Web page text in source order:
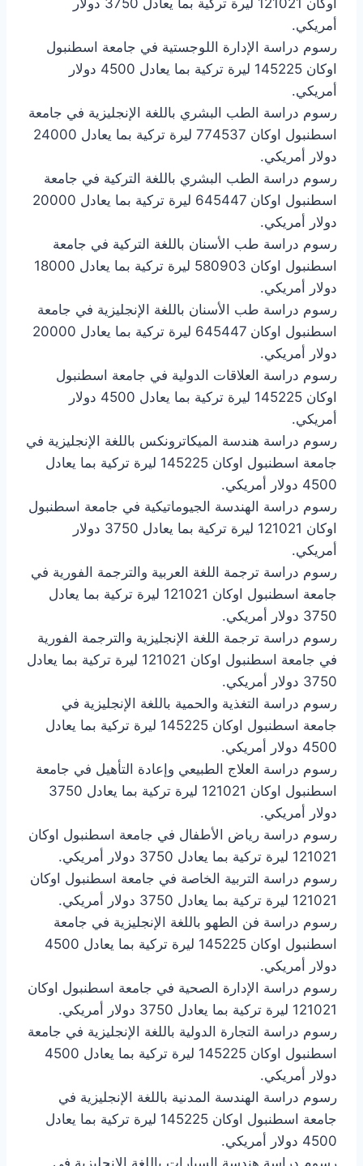
أمريكي.
رسوم دراسة الإدارة اللوجستية في جامعة اسطنبول
اوكان 145225 ليرة تركية بما يعادل 4500 دولار
أمريكي.
رسوم دراسة الطب البشري باللغة الإنجليزية في جامعة
اسطنبول اوكان 774537 ليرة تركية بما يعادل 24000
دولار أمريكي.
رسوم دراسة الطب البشري باللغة التركية في جامعة
اسطنبول اوكان 645447 ليرة تركية بما يعادل 20000
دولار أمريكي.
رسوم دراسة طب الأسنان باللغة التركية في جامعة
اسطنبول اوكان 580903 ليرة تركية بما يعادل 18000
دولار أمريكي.
رسوم دراسة طب الأسنان باللغة الإنجليزية في جامعة
اسطنبول اوكان 645447 ليرة تركية بما يعادل 20000
دولار أمريكي.
رسوم دراسة العلاقات الدولية في جامعة اسطنبول
اوكان 145225 ليرة تركية بما يعادل 4500 دولار
أمريكي.
رسوم دراسة هندسة الميكاترونكس باللغة الإنجليزية في
جامعة اسطنبول اوكان 145225 ليرة تركية بما يعادل
4500 دولار أمريكي.
رسوم دراسة الهندسة الجيوماتيكية في جامعة اسطنبول
اوكان 121021 ليرة تركية بما يعادل 3750 دولار
أمريكي.
رسوم دراسة ترجمة اللغة العربية والترجمة الفورية في
جامعة اسطنبول اوكان 121021 ليرة تركية بما يعادل
3750 دولار أمريكي.
رسوم دراسة ترجمة اللغة الإنجليزية والترجمة الفورية
في جامعة اسطنبول اوكان 121021 ليرة تركية بما يعادل
3750 دولار أمريكي.
رسوم دراسة التغذية والحمية باللغة الإنجليزية في
جامعة اسطنبول اوكان 145225 ليرة تركية بما يعادل
4500 دولار أمريكي.
رسوم دراسة العلاج الطبيعي وإعادة التأهيل في جامعة
اسطنبول اوكان 121021 ليرة تركية بما يعادل 3750
دولار أمريكي.
رسوم دراسة رياض الأطفال في جامعة اسطنبول اوكان
121021 ليرة تركية بما يعادل 3750 دولار أمريكي.
رسوم دراسة التربية الخاصة في جامعة اسطنبول اوكان
121021 ليرة تركية بما يعادل 3750 دولار أمريكي.
رسوم دراسة فن الطهو باللغة الإنجليزية في جامعة
اسطنبول اوكان 145225 ليرة تركية بما يعادل 4500
دولار أمريكي.
رسوم دراسة الإدارة الصحية في جامعة اسطنبول اوكان
121021 ليرة تركية بما يعادل 3750 دولار أمريكي.
رسوم دراسة التجارة الدولية باللغة الإنجليزية في جامعة
اسطنبول اوكان 145225 ليرة تركية بما يعادل 4500
دولار أمريكي.
رسوم دراسة الهندسة المدنية باللغة الإنجليزية في
جامعة اسطنبول اوكان 145225 ليرة تركية بما يعادل
4500 دولار أمريكي.
رسوم دراسة هندسة السيارات باللغة الإنجليزية في